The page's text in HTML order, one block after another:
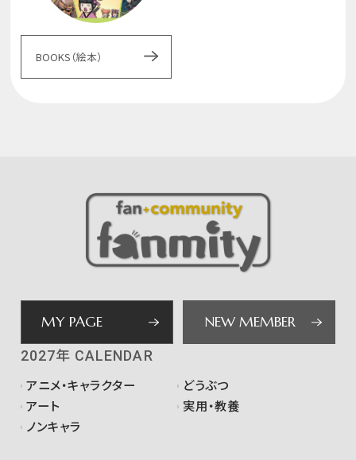
BOOKS（絵本）
MY PAGE NEW MEMBER
2027年 CALENDAR
アニメ・キャラクター
どうぶつ
アート
実用・教養
ノンキャラ